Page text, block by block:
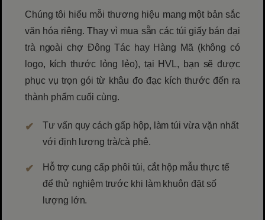
Chúng tôi hiểu mỗi thương hiệu mang một bản sắc
văn hóa riêng. Thay vì mua sẵn các túi giấy bán đại
trà ngoài chợ Đông Tác hay Hàng Mã (không có
logo, kích thước lỏng lẻo), tại HVL, bạn sẽ được
phục vụ trọn gói từ khâu đo đạc kích thước đến ra
thành phẩm cuối cùng.
Tư vấn quy cách gấp hộp, làm túi vừa vặn nhất
với định lượng trà/cà phê.
Hỗ trợ cung cấp phôi túi, cắt hộp mẫu thực tế
để thử nghiệm trước khi làm khuôn đặt số
lượng lớn.